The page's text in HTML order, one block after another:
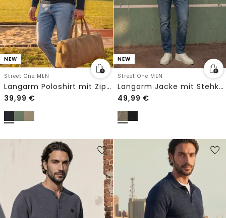
NEW
Street One MEN
Langarm Poloshirt mit Zipperdetail
39,99 €
NEW
Street One MEN
Langarm Jacke mit Stehkragen
49,99 €